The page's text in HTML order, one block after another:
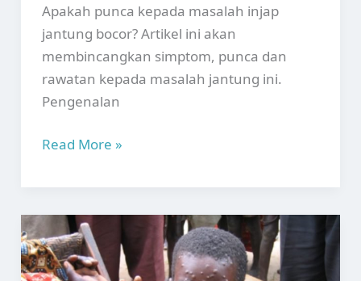
Apakah punca kepada masalah injap
jantung bocor? Artikel ini akan
membincangkan simptom, punca dan
rawatan kepada masalah jantung ini.
Pengenalan
Injap
Bocor:
Simptom,
Punca
&
Read More »